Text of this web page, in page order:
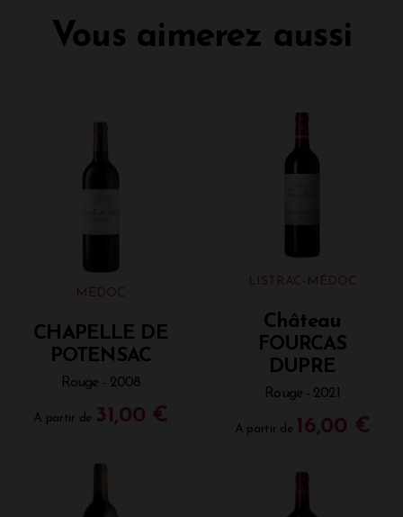
Vous aimerez aussi
MÉDOC
CHAPELLE DE
POTENSAC
Rouge - 2008
A partir de 31,00 €
LISTRAC-MÉDOC
Château
FOURCAS
DUPRE
Rouge - 2021
A partir de 16,00 €